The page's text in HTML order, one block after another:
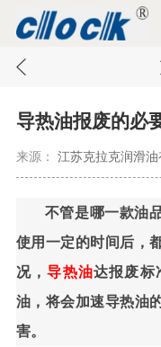
导热油报废的必
来源： 江苏克拉克润滑油
不管是哪一款油
使用一定的时间后，
况，导热油达报废标
油，将会加速导热油
害。